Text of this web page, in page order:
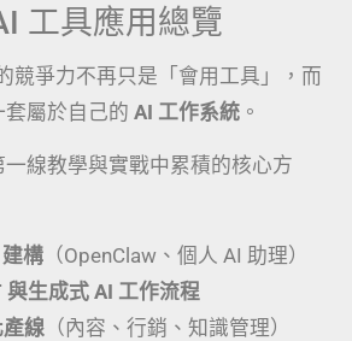
工具應用總覽
競爭力不再只是「會用工具」，而
屬於自己的 AI 工作系統 。
線教學與實戰中累積的核心方
構 （OpenClaw、個人 AI 助理）
與生成式 AI 工作流程
線 （內容、行銷、知識管理）